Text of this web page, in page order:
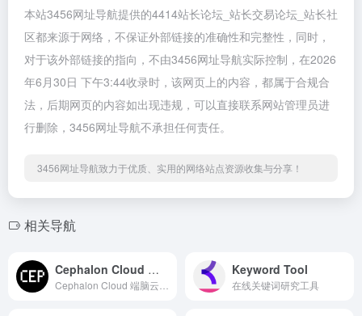
本站3456网址导航提供的4414站长论坛_站长交易论坛_站长社
区都来源于网络，不保证外部链接的准确性和完整性，同时，
对于该外部链接的指向，不由3456网址导航实际控制，在2026
年6月30日 下午3:44收录时，该网页上的内容，都属于合规合
法，后期网页的内容如出现违规，可以直接联系网站管理员进
行删除，3456网址导航不承担任何责任。
3456网址导航致力于优质、实用的网络站点资源收集与分享！
相关导航
Cephalon Cloud 端脑云 Keyword Tool
在线关键词研究工具